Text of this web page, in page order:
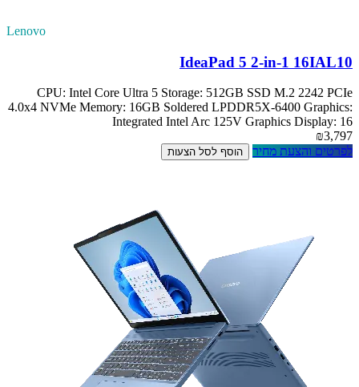
Lenovo
IdeaPad 5 2-in-1 16IAL10
CPU: Intel Core Ultra 5 Storage: 512GB SSD M.2 2242 PCIe
4.0x4 NVMe Memory: 16GB Soldered LPDDR5X-6400 Graphics:
Integrated Intel Arc 125V Graphics Display: 16
₪3,797
לפרטים והצעת מחיר
הוסף לסל הצעות